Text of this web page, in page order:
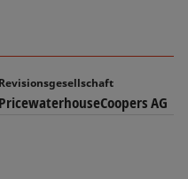
Revisionsgesellschaft
PricewaterhouseCoopers AG